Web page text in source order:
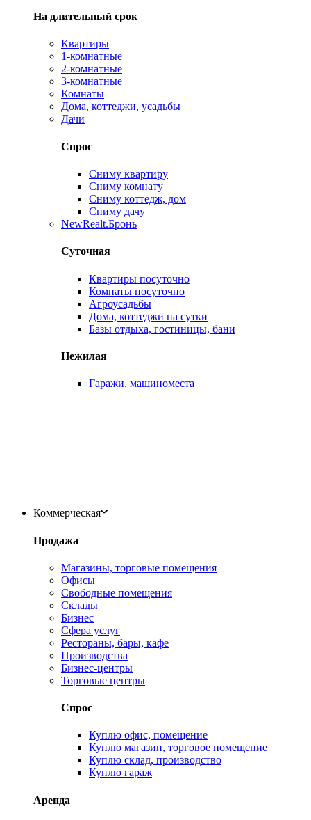
На длительный срок
Квартиры
1-комнатные
2-комнатные
3-комнатные
Комнаты
Дома, коттеджи, усадьбы
Дачи
Спрос
Сниму квартиру
Сниму комнату
Сниму коттедж, дом
Сниму дачу
NewRealt.Бронь
Суточная
Квартиры посуточно
Комнаты посуточно
Агроусадьбы
Дома, коттеджи на сутки
Базы отдыха, гостиницы, бани
Нежилая
Гаражи, машиноместа
Коммерческая
Продажа
Магазины, торговые помещения
Офисы
Свободные помещения
Склады
Бизнес
Сфера услуг
Рестораны, бары, кафе
Производства
Бизнес-центры
Торговые центры
Спрос
Куплю офис, помещение
Куплю магазин, торговое помещение
Куплю склад, производство
Куплю гараж
Аренда